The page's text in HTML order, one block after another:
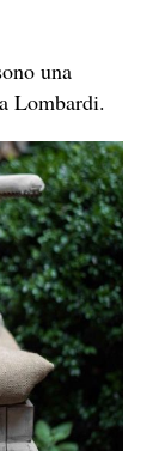
una
Lombardi.